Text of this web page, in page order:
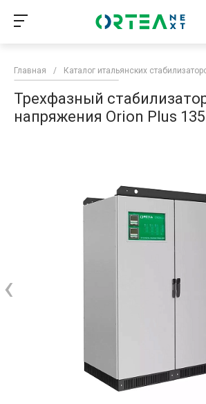
Главная / Каталог итальянских
Трехфазный
напряжения Orion Plus
‹